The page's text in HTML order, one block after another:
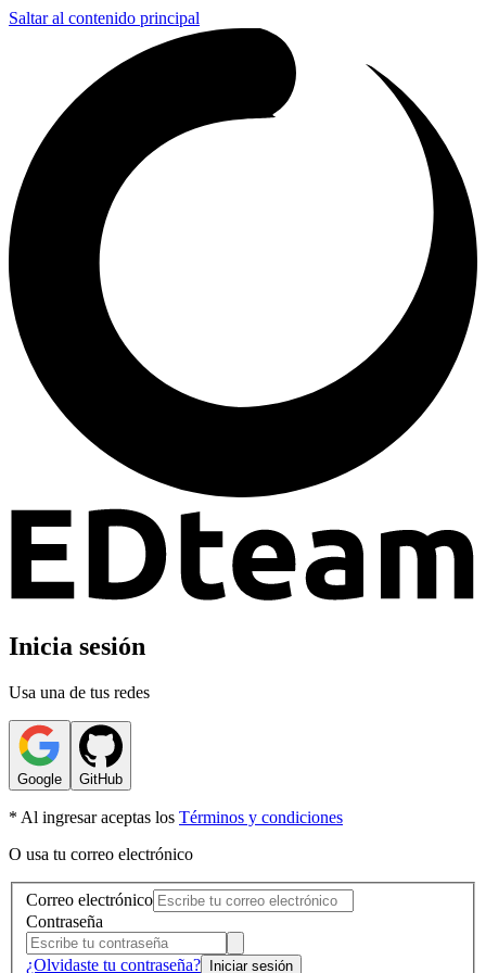
Saltar al contenido principal
Inicia sesión
Usa una de tus redes
Google GitHub
* Al ingresar aceptas los Términos y condiciones
O usa tu correo electrónico
Correo electrónico
Contraseña
¿Olvidaste tu contraseña? Iniciar sesión